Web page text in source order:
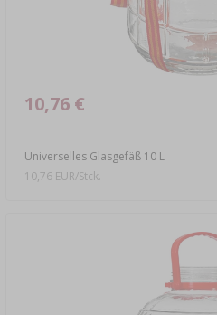
Universelles Glasgefäß 10 L
10,76 €
10,76 EUR/Stck.